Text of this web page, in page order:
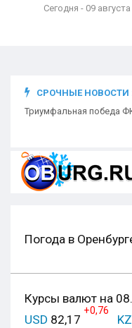
Сегодня - 09
СРОЧНЫЕ НОВОСТИ
Триумфальная победа
Погода в
Курсы валют на
USD 82,17
+0,76